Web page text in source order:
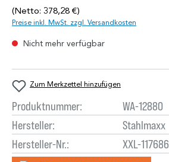
(Netto: 378,28 €)
Preise inkl. MwSt. zzgl. Versandkosten
Nicht mehr verfügbar
Zum Merkzettel hinzufügen
Produktnummer:
WA-12880
Hersteller:
Stahlmaxx
Hersteller-Nr.:
XXL-117686